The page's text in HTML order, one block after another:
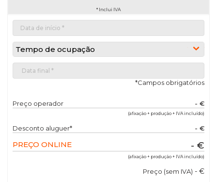
* Inclui IVA
Tempo de ocupação
*Campos obrigatórios
Preço operador - €
(afixação + produção + IVA incluído)
Desconto aluguer* - €
PREÇO ONLINE - €
(afixação + produção + IVA incluído)
Preço (sem IVA) - €